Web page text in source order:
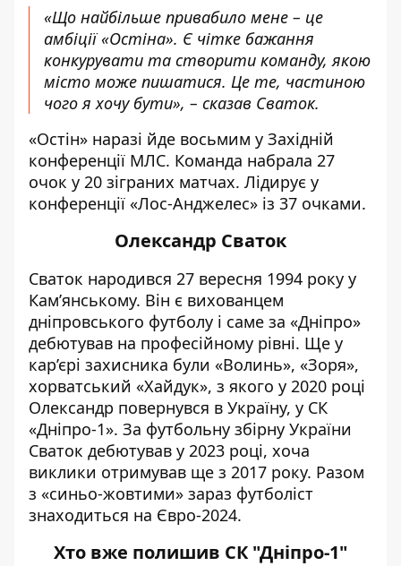
«Що найбільше привабило мене – це
амбіції «Остіна». Є чітке бажання
конкурувати та створити команду, якою
місто може пишатися. Це те, частиною
чого я хочу бути», – сказав Сваток.
«Остін» наразі йде восьмим у Західній
конференції МЛС. Команда набрала 27
очок у 20 зіграних матчах. Лідирує у
конференції «Лос-Анджелес» із 37 очками.
Олександр Сваток
Сваток народився 27 вересня 1994 року у
Кам’янському. Він є вихованцем
дніпровського футболу і саме за «Дніпро»
дебютував на професійному рівні. Ще у
кар’єрі захисника були «Волинь», «Зоря»,
хорватський «Хайдук», з якого у 2020 році
Олександр повернувся в Україну, у СК
«Дніпро-1». За футбольну збірну України
Сваток дебютував у 2023 році, хоча
виклики отримував ще з 2017 року. Разом
з «синьо-жовтими» зараз футболіст
знаходиться на Євро-2024.
Хто вже полишив СК "Дніпро-1"